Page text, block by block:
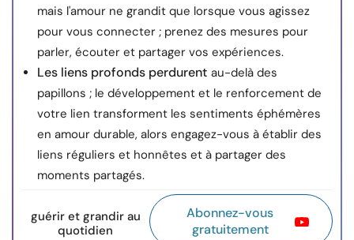
mais l'amour ne grandit que lorsque vous agissez
pour vous connecter ; prenez des mesures pour
parler, écouter et partager vos expériences.
Les liens profonds perdurent au-delà des
papillons ; le développement et le renforcement de
votre lien transforment les sentiments éphémères
en amour durable, alors engagez-vous à établir des
liens réguliers et honnêtes et à partager des
moments partagés.
guérir et grandir au
quotidien
Abonnez-vous
gratuitement